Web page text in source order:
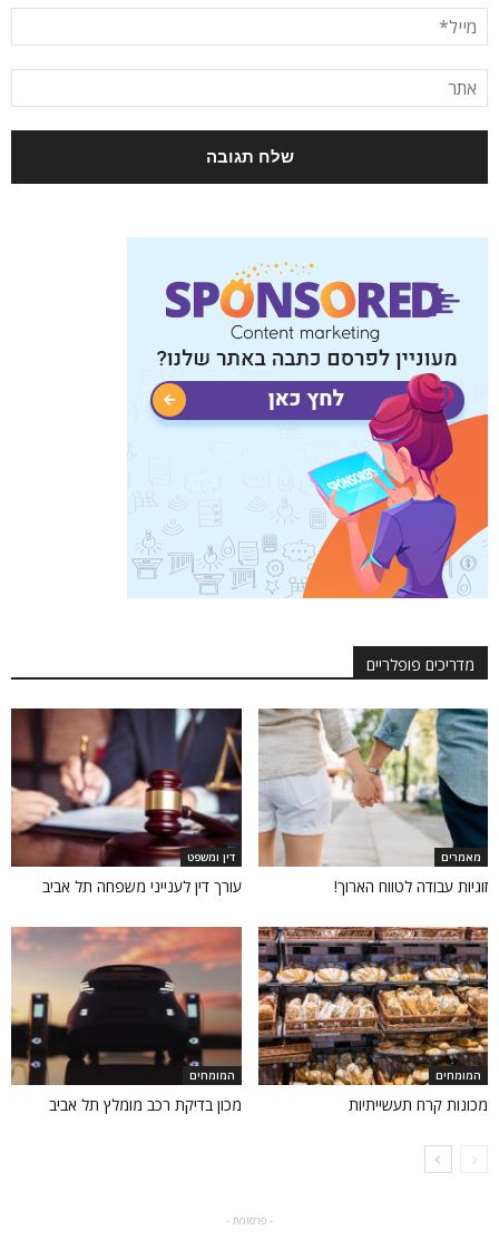
מדריכים פופלריים
מאמרים
זוגיות עבודה לטווח הארוך!
דין ומשפט
עורך דין לענייני משפחה תל אביב
המומחים
מכונות קרח תעשייתיות
המומחים
מכון בדיקת רכב מומלץ תל אביב
- פרסומת -